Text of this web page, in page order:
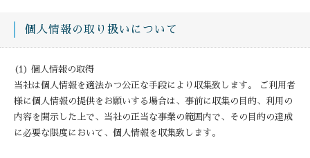
個人情報の取り扱いについて
(1) 個人情報の取得
当社は個人情報を適法かつ公正な手段により収集致します。 ご利用者
様に個人情報の提供をお願いする場合は、事前に収集の目的、利用の
内容を開示した上で、当社の正当な事業の範囲内で、その目的の達成
に必要な限度において、個人情報を収集致します。